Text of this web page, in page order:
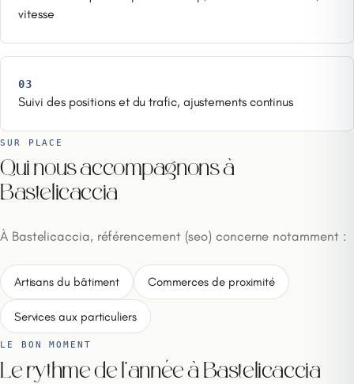
vitesse
03
Suivi des positions et du trafic, ajustements continus
SUR PLACE
Qui nous accompagnons à
Bastelicaccia
À Bastelicaccia, référencement (seo) concerne notamment :
Artisans du bâtiment Commerces de proximité
Services aux particuliers
LE BON MOMENT
Le rythme de l'année à Bastelicaccia